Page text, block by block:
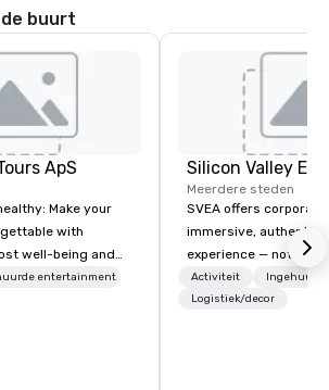
buurt
ApS
Make your
with
well-being and
Explore the
entertainment
Meerdere steden
SVEA offers
immersive, authentic
experience — not a
transformation. We
facilitate custom
Activiteit
Logistiek/decor